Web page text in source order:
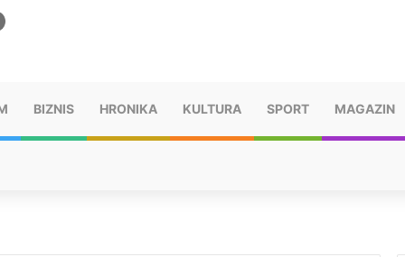
BIZNIS HRONIKA KULTURA SPORT MAGAZIN